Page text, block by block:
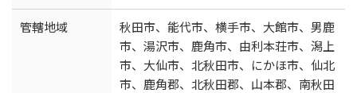
管轄地域
秋田市、能代市、横手市、大館市、男鹿
市、湯沢市、鹿角市、由利本荘市、潟上
市、大仙市、北秋田市、にかほ市、仙北
市、鹿角郡、北秋田郡、山本郡、南秋田